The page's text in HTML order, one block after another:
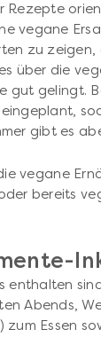
Rezepte
vegane
zu zeigen,
über die
gut gelingt.
gibt es
vegane
bereits
enthalten
Abends,
zum Essen